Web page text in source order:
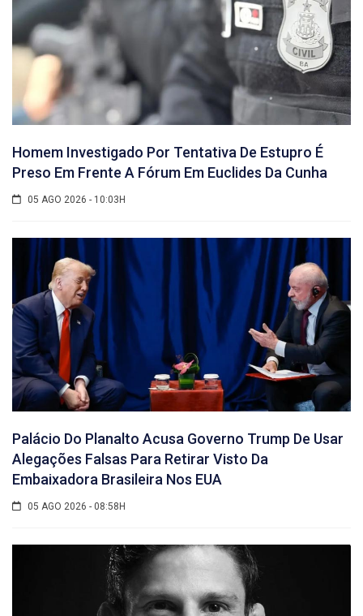
Homem Investigado Por Tentativa De Estupro É
Preso Em Frente A Fórum Em Euclides Da Cunha
05 AGO 2026 - 10:03H
Palácio Do Planalto Acusa Governo Trump De Usar
Alegações Falsas Para Retirar Visto Da
Embaixadora Brasileira Nos EUA
05 AGO 2026 - 08:58H